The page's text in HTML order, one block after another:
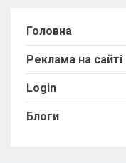
Головна
Реклама на сайті
Login
Блоги